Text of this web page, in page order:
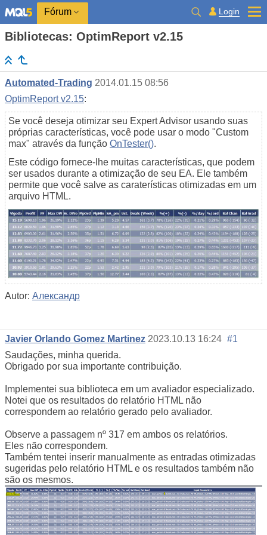
Fórum Login
Bibliotecas: OptimReport v2.15
Automated-Trading 2014.01.15 08:56
OptimReport v2.15:
Se você deseja otimizar seu Expert Advisor usando suas
próprias características, você pode usar o modo "Custom
max" através da função OnTester().
Este código fornece-lhe muitas características, que podem
ser usados ​​durante a otimização de seu EA. Ele também
permite que você salve as caraterísticas otimizadas em um
arquivo HTML.
Autor: Александр
Javier Orlando Gomez Martinez 2023.10.13 16:24 #1
Saudações, minha querida.
Obrigado por sua importante contribuição.
Implementei sua biblioteca em um avaliador especializado.
Notei que os resultados do relatório HTML não
correspondem ao relatório gerado pelo avaliador.
Observe a passagem nº 317 em ambos os relatórios.
Eles não correspondem.
Também tentei inserir manualmente as entradas otimizadas
sugeridas pelo relatório HTML e os resultados também não
são os mesmos.